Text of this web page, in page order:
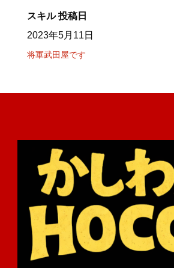
スキル 投稿日
2023年5月11日
将軍武田屋です